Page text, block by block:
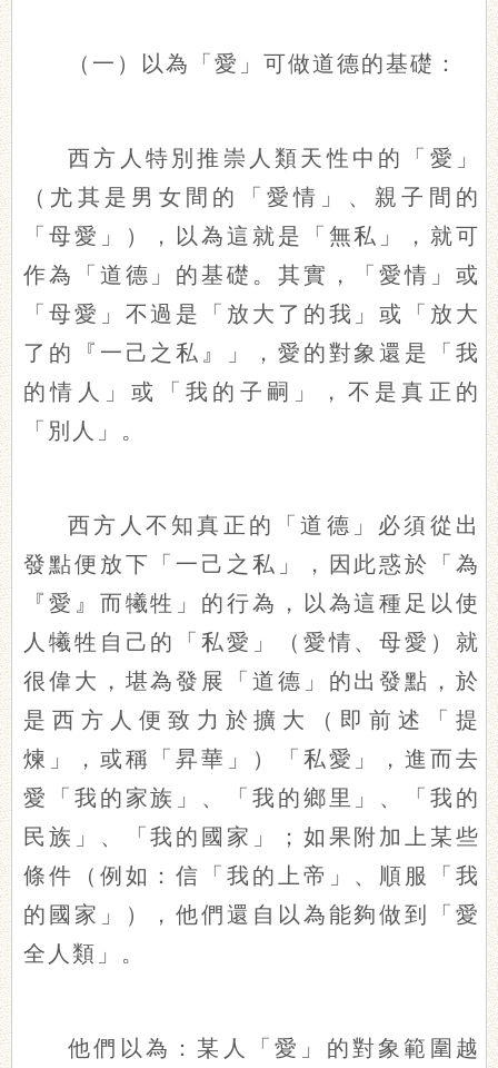
（一）以為「愛」可做道德的基礎：
西方人特別推崇人類天性中的「愛」
（尤其是男女間的「愛情」、親子間的
「母愛」），以為這就是「無私」，就可
作為「道德」的基礎。其實，「愛情」或
「母愛」不過是「放大了的我」或「放大
了的『一己之私』」，愛的對象還是「我
的情人」或「我的子嗣」，不是真正的
「別人」。
西方人不知真正的「道德」必須從出
發點便放下「一己之私」，因此惑於「為
『愛』而犧牲」的行為，以為這種足以使
人犧牲自己的「私愛」（愛情、母愛）就
很偉大，堪為發展「道德」的出發點，於
是西方人便致力於擴大（即前述「提
煉」，或稱「昇華」）「私愛」，進而去
愛「我的家族」、「我的鄉里」、「我的
民族」、「我的國家」；如果附加上某些
條件（例如：信「我的上帝」、順服「我
的國家」），他們還自以為能夠做到「愛
全人類」。
他們以為：某人「愛」的對象範圍越